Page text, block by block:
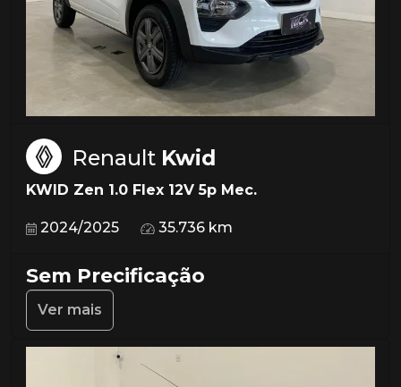
Renault Kwid
KWID Zen 1.0 Flex 12V 5p Mec.
2024/2025 35.736 km
Sem Precificação
Ver mais